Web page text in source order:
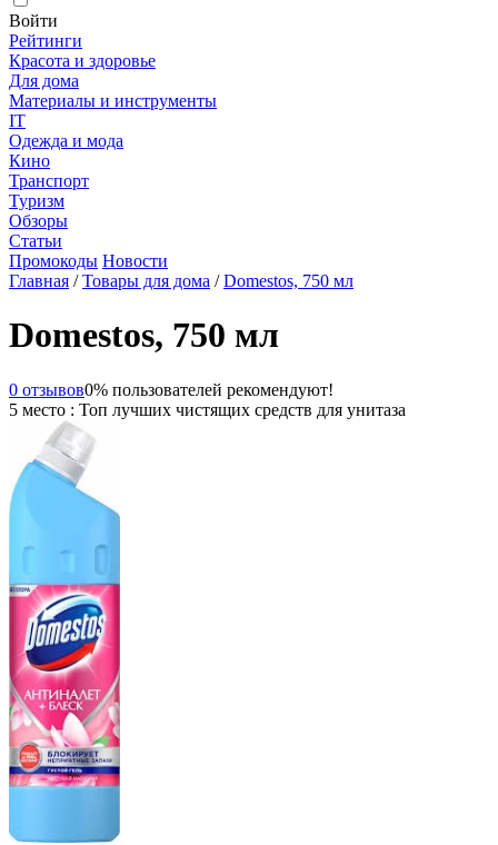
Войти
Рейтинги
Красота и здоровье
Для дома
Материалы и инструменты
IT
Одежда и мода
Кино
Транспорт
Туризм
Обзоры
Статьи
Промокоды Новости
Главная /Товары для дома /Domestos, 750 мл
Domestos, 750 мл
0 отзывов0% пользователей рекомендуют!
5 место : Топ лучших чистящих средств для унитаза